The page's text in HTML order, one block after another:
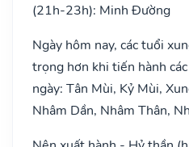
(21h-23h): Minh Đường
Ngày hôm nay, các tuổi
trọng hơn khi tiến hành
ngày: Tân Mùi, Kỷ Mùi,
Nhâm Dần, Nhâm Thân,